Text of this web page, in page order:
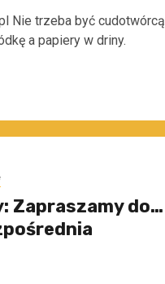
Nie trzeba być
a papiery w driny.
Zapraszamy do…